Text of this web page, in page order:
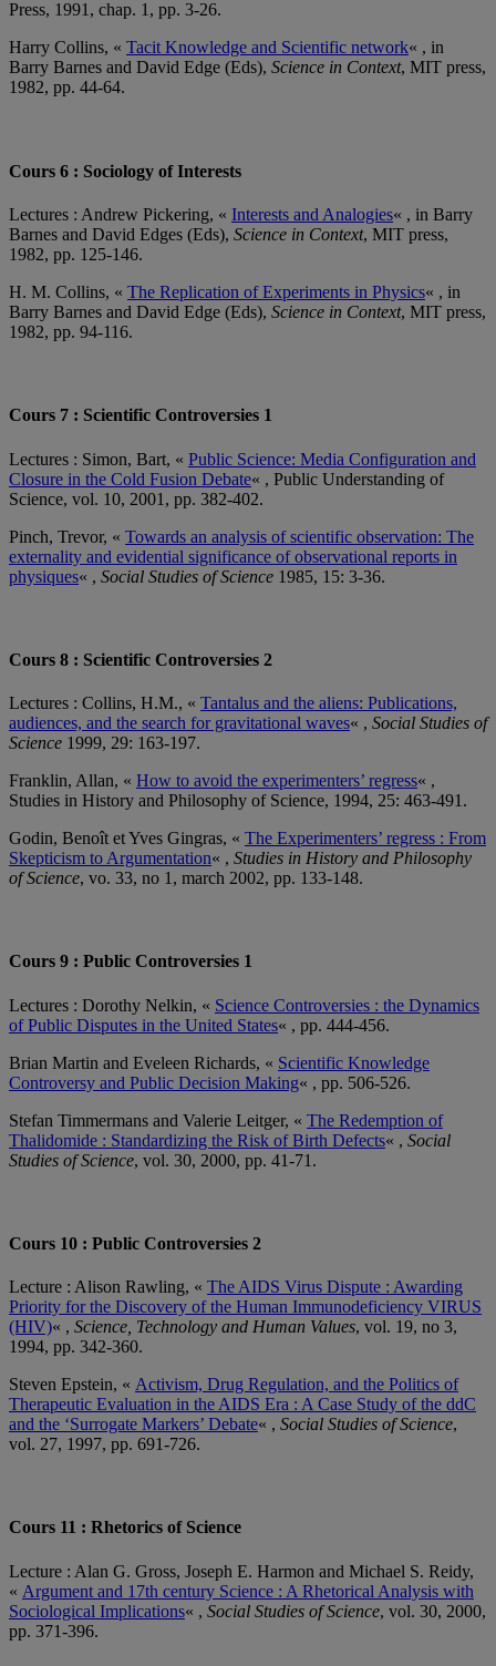
Press, 1991, chap. 1, pp. 3-26.
Harry Collins, « Tacit Knowledge and Scientific network« , in
Barry Barnes and David Edge (Eds), Science in Context, MIT press,
1982, pp. 44-64.
Cours 6 : Sociology of Interests
Lectures : Andrew Pickering, « Interests and Analogies« , in Barry
Barnes and David Edges (Eds), Science in Context, MIT press,
1982, pp. 125-146.
H. M. Collins, « The Replication of Experiments in Physics« , in
Barry Barnes and David Edge (Eds), Science in Context, MIT press,
1982, pp. 94-116.
Cours 7 : Scientific Controversies 1
Lectures : Simon, Bart, « Public Science: Media Configuration and
Closure in the Cold Fusion Debate« , Public Understanding of
Science, vol. 10, 2001, pp. 382-402.
Pinch, Trevor, « Towards an analysis of scientific observation: The
externality and evidential significance of observational reports in
physiques« , Social Studies of Science 1985, 15: 3-36.
Cours 8 : Scientific Controversies 2
Lectures : Collins, H.M., « Tantalus and the aliens: Publications,
audiences, and the search for gravitational waves« , Social Studies of
Science 1999, 29: 163-197.
Franklin, Allan, « How to avoid the experimenters’ regress« ,
Studies in History and Philosophy of Science, 1994, 25: 463-491.
Godin, Benoît et Yves Gingras, « The Experimenters’ regress : From
Skepticism to Argumentation« , Studies in History and Philosophy
of Science, vo. 33, no 1, march 2002, pp. 133-148.
Cours 9 : Public Controversies 1
Lectures : Dorothy Nelkin, « Science Controversies : the Dynamics
of Public Disputes in the United States« , pp. 444-456.
Brian Martin and Eveleen Richards, « Scientific Knowledge
Controversy and Public Decision Making« , pp. 506-526.
Stefan Timmermans and Valerie Leitger, « The Redemption of
Thalidomide : Standardizing the Risk of Birth Defects« , Social
Studies of Science, vol. 30, 2000, pp. 41-71.
Cours 10 : Public Controversies 2
Lecture : Alison Rawling, « The AIDS Virus Dispute : Awarding
Priority for the Discovery of the Human Immunodeficiency VIRUS
(HIV)« , Science, Technology and Human Values, vol. 19, no 3,
1994, pp. 342-360.
Steven Epstein, « Activism, Drug Regulation, and the Politics of
Therapeutic Evaluation in the AIDS Era : A Case Study of the ddC
and the ‘Surrogate Markers’ Debate« , Social Studies of Science,
vol. 27, 1997, pp. 691-726.
Cours 11 : Rhetorics of Science
Lecture : Alan G. Gross, Joseph E. Harmon and Michael S. Reidy,
« Argument and 17th century Science : A Rhetorical Analysis with
Sociological Implications« , Social Studies of Science, vol. 30, 2000,
pp. 371-396.